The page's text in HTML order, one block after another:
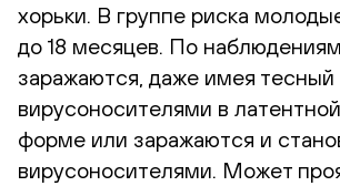
хорьки. В группе риска
до 18 месяцев. По
заражаются, даже имея тесный
вирусоносителями в
форме или заражаются и
вирусоносителями. Может